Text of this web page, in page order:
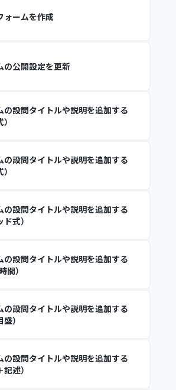
ォームを作成
の公開設定を更新
の設問タイトルや説明を追加する
の設問タイトルや説明を追加する
の設問タイトルや説明を追加する
ド式）
の設問タイトルや説明を追加する
間）
の設問タイトルや説明を追加する
盛）
の設問タイトルや説明を追加する
記述）